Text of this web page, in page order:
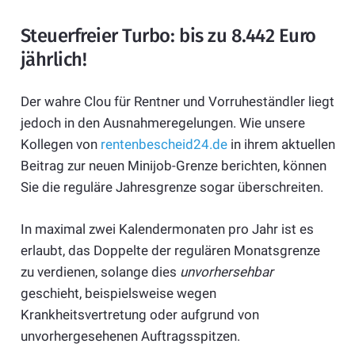
Steuerfreier Turbo: bis zu 8.442 Euro
jährlich!
Der wahre Clou für Rentner und Vorruheständler liegt
jedoch in den Ausnahmeregelungen. Wie unsere
Kollegen von rentenbescheid24.dein ihrem aktuellen
Beitrag zur neuen Minijob-Grenze berichten, können
Sie die reguläre Jahresgrenze sogar überschreiten.
In maximal zwei Kalendermonaten pro Jahr ist es
erlaubt, das Doppelte der regulären Monatsgrenze
zu verdienen, solange dies unvorhersehbar
geschieht, beispielsweise wegen
Krankheitsvertretung oder aufgrund von
unvorhergesehenen Auftragsspitzen.